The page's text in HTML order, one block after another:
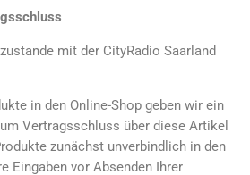
mit der CityRadio Saarland
in den Online-Shop geben wir ein
Vertragsschluss über diese Artikel
zunächst unverbindlich in den
Eingaben vor Absenden Ihrer